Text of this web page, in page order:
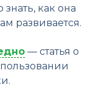
как она
развивается.
— статья о